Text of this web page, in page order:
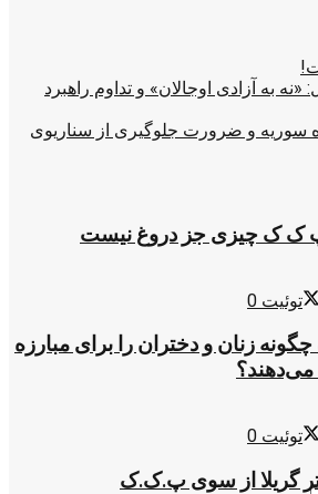
«نه به آزادی اوجالان» و تداوم راهبرد
سوریه و ضرورت جلوگیری از سناریوی
ک ک چیزی جز دروغ نیست
توئیت 0
زنان و دختران را برای مبارزه
توئیت 0
گریلا از سوی پ.ک.ک